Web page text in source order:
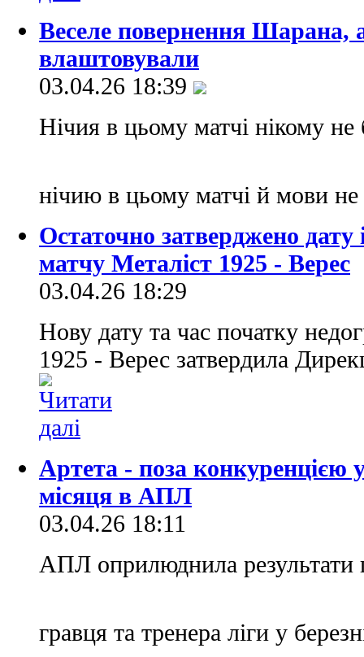
Веселе повернення Шарана,
влаштовували
03.04.26 18:39
Нічия в цьому матчі нікому
нічию в цьому матчі й мови
Остаточно затверджено дату
матчу Металіст 1925 - Верес
03.04.26 18:29
Нову дату та час початку
1925 - Верес затвердила
Артета - поза конкуренцією
місяця в АПЛ
03.04.26 18:11
АПЛ оприлюднила результати
гравця та тренера ліги у